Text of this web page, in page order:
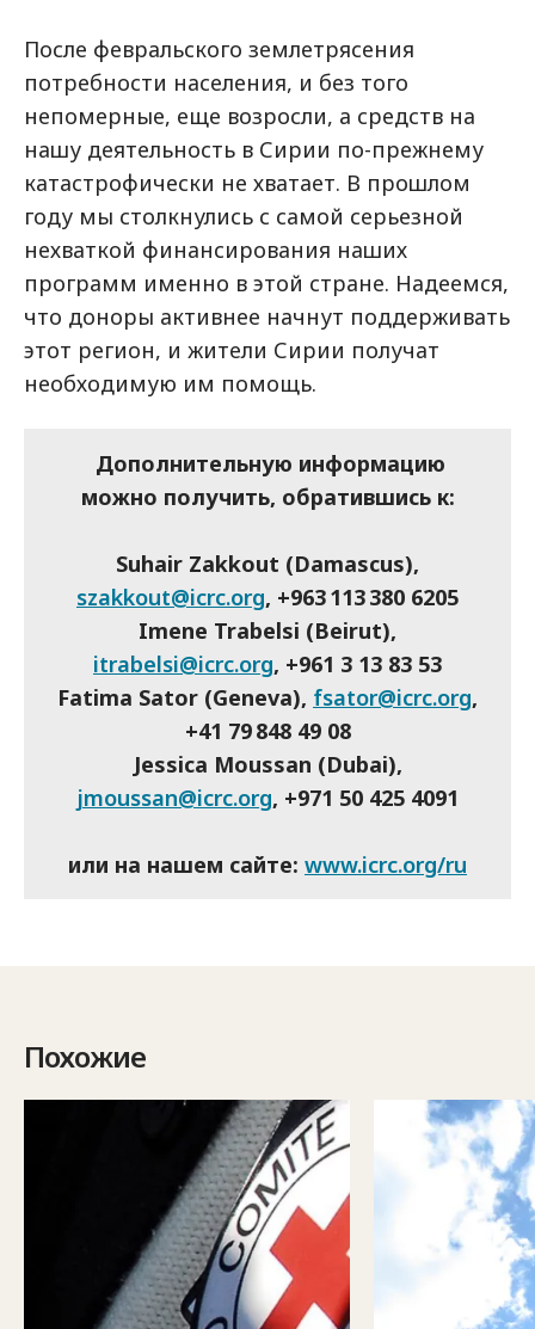
После февральского землетрясения
потребности населения, и без того
непомерные, еще возросли, а средств на
нашу деятельность в Сирии по-прежнему
катастрофически не хватает. В прошлом
году мы столкнулись с самой серьезной
нехваткой финансирования наших
программ именно в этой стране. Надеемся,
что доноры активнее начнут поддерживать
этот регион, и жители Сирии получат
необходимую им помощь.
Дополнительную информацию
можно получить, обратившись к:
Suhair Zakkout (Damascus),
szakkout@icrc.org, +963 113 380 6205
Imene Trabelsi (Beirut),
itrabelsi@icrc.org, +961 3 13 83 53
Fatima Sator (Geneva), fsator@icrc.org,
+41 79 848 49 08
Jessica Moussan (Dubai),
jmoussan@icrc.org, +971 50 425 4091
или на нашем сайте: www.icrc.org/ru
Похожие